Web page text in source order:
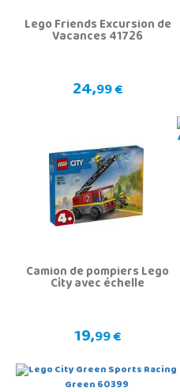
Lego Friends Excursion de
Vacances 41726
24,99 €
Camion de pompiers Lego
City avec échelle
19,99 €